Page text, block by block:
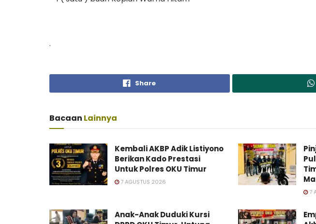
.
Share
Bacaan Lainnya
Kembali AKBP Adik Listiyono
Berikan Kado Prestasi
Untuk Polres OKU Timur
7 AGUSTUS 2026
7
Anak-Anak Duduki Kursi